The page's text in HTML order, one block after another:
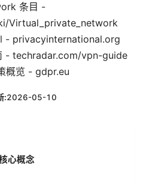
条目 -
Virtual_private_network
- privacyinternational.org
- techradar.com/vpn-guide
概览 - gdpr.eu
:2026-05-10
心概念